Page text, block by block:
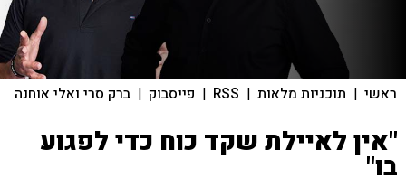
ראשי | תוכניות מלאות |
RSS
| פייסבוק | ברק סרי ואלי אוחנה
"אין לאיילת שקד כוח כדי לפגוע
בו"